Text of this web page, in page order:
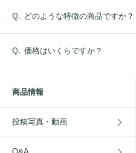
どのような特徴の商品ですか？
価格はいくらですか？
商品情報
投稿写真・動画